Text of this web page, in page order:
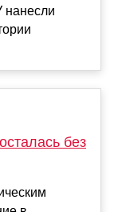
нанесли
без